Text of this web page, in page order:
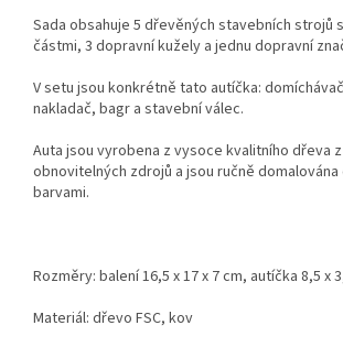
Sada obsahuje 5 dřevěných stavebních strojů
částmi, 3 dopravní kužely a jednu dopravní
V setu jsou konkrétně tato autíčka:
nakladač, bagr a stavební válec.
Auta jsou vyrobena z vysoce kvalitního dřeva
obnovitelných zdrojů a jsou ručně
barvami.
Rozměry: balení 16,5 x 17 x 7 cm, autíčka 8,5 x
Materiál: dřevo FSC, kov